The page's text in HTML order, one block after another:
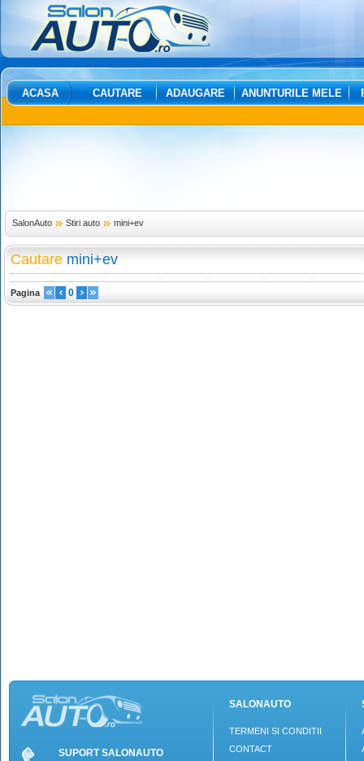
ACASA CAUTARE ADAUGARE ANUNTURILE MELE
SalonAuto Stiri auto mini+ev
Cautare mini+ev
Pagina 0
SUPORT SALONAUTO
SALONAUTO
TERMENI SI CONDITII
CONTACT